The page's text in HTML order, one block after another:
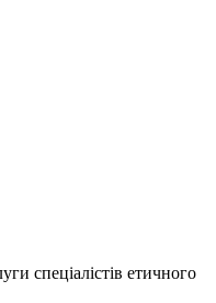
спеціалістів етичного